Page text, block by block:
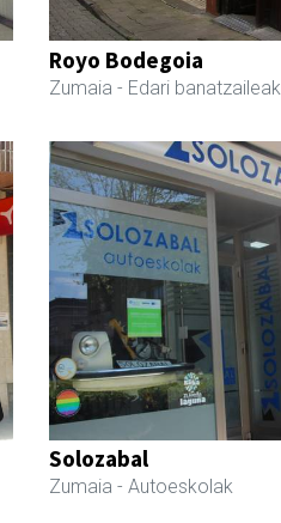
Royo Bodegoia
Zumaia - Edari banatzaileak
Solozabal
Zumaia - Autoeskolak